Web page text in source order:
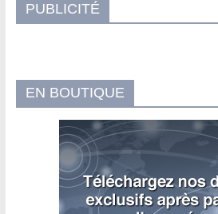
PUBLICITÉ
EN BOUTIQUE